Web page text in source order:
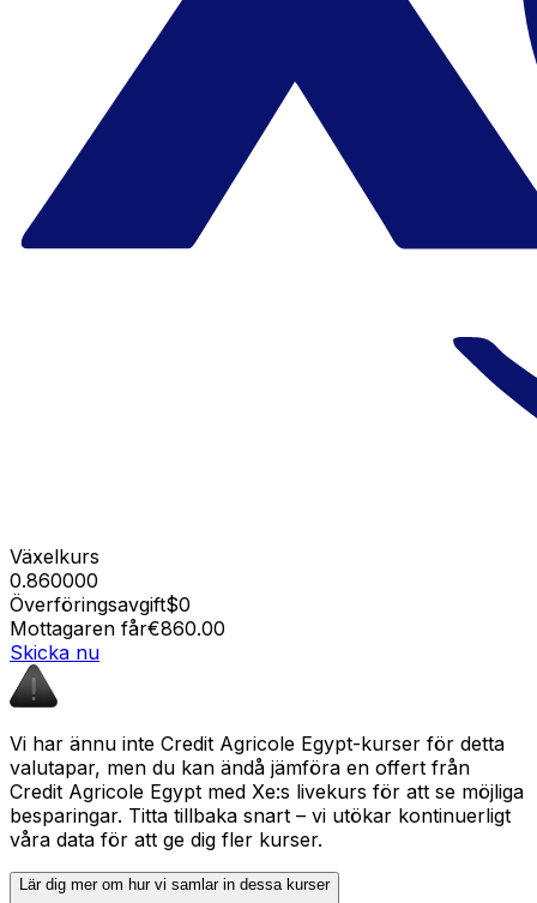
Växelkurs
0.860000
Överföringsavgift$0
Mottagaren får€860.00
Skicka nu
Vi har ännu inte Credit Agricole Egypt-kurser för detta
valutapar, men du kan ändå jämföra en offert från
Credit Agricole Egypt med Xe:s livekurs för att se möjliga
besparingar. Titta tillbaka snart – vi utökar kontinuerligt
våra data för att ge dig fler kurser.
Lär dig mer om hur vi samlar in dessa kurser